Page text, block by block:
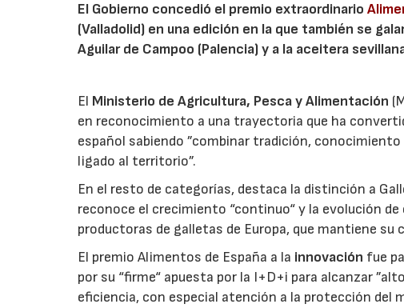
El Gobierno concedió el premio extraordinario
(Valladolid) en una edición en la que también se
Aguilar de Campoo (Palencia) y a la aceitera
El Ministerio de Agricultura, Pesca y Alimentación
en reconocimiento a una trayectoria que ha
español sabiendo ”combinar tradición,
ligado al territorio”.
En el resto de categorías, destaca la distinción a
reconoce el crecimiento “continuo“ y la evolución
productoras de galletas de Europa, que mantiene su
El premio Alimentos de España a la innovación fue
por su “firme“ apuesta por la I+D+i para alcanzar
eficiencia, con especial atención a la protección del